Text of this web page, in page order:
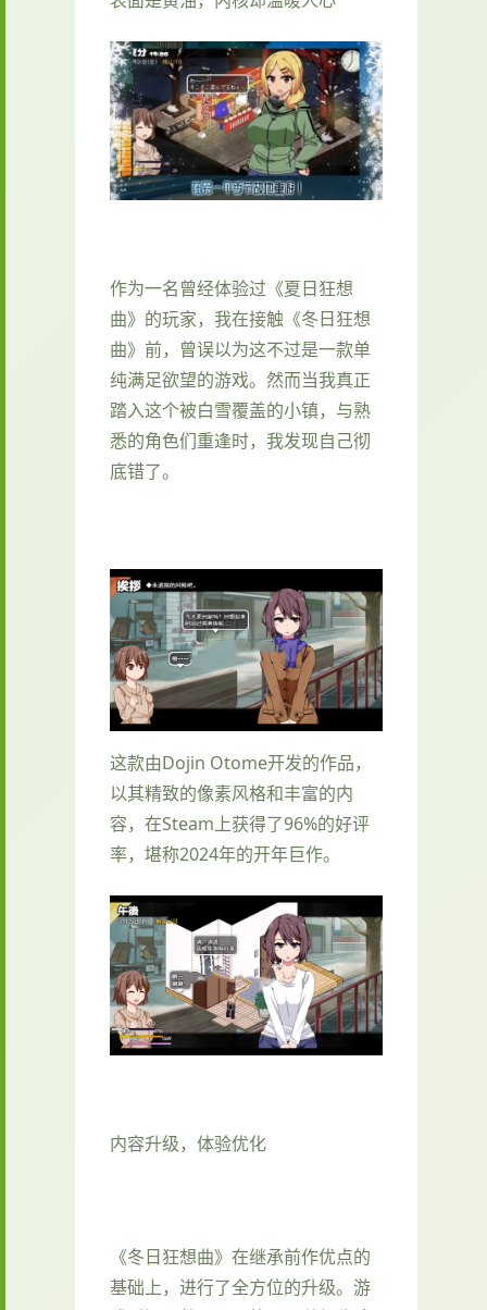
作为一名曾经体验过《夏日狂想
曲》的玩家，我在接触《冬日狂想
曲》前，曾误以为这不过是一款​​单
纯满足欲望的游戏​​。然而当我真正
踏入这个被白雪覆盖的小镇，与熟
悉的角色们重逢时，我发现自己彻
底错了。
这款由Dojin Otome开发的作品，
以其精致的像素风格和丰富的内
容，在Steam上获得了​​96%的好评
率​​，堪称2024年的开年巨作。
内容升级，体验优化
《冬日狂想曲》在继承前作优点的
基础上，进行了全方位的升级。游